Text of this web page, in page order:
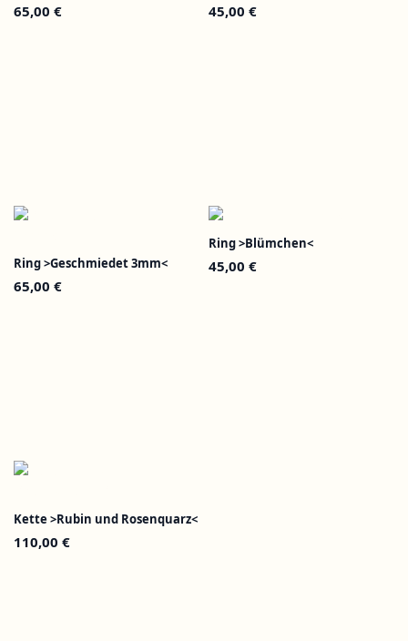
65,00 € 45,00 €
Ring >Geschmiedet 3mm<
65,00 €
Ring >Blümchen<
45,00 €
Kette >Rubin und Rosenquarz<
110,00 €